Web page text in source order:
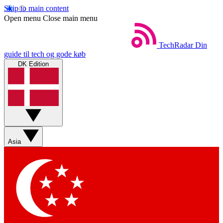
Skip to main content
Open menu Close main menu
TechRadar Din
guide til tech og gode køb
DK Edition
Asia